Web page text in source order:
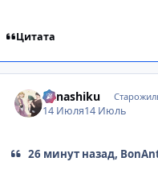
Цитата
Kanashiku
14 Июля14 Июль
26 минут назад,